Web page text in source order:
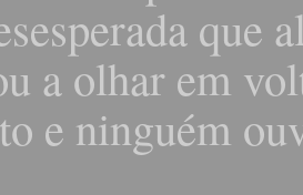
que
a olhar em
e ninguém